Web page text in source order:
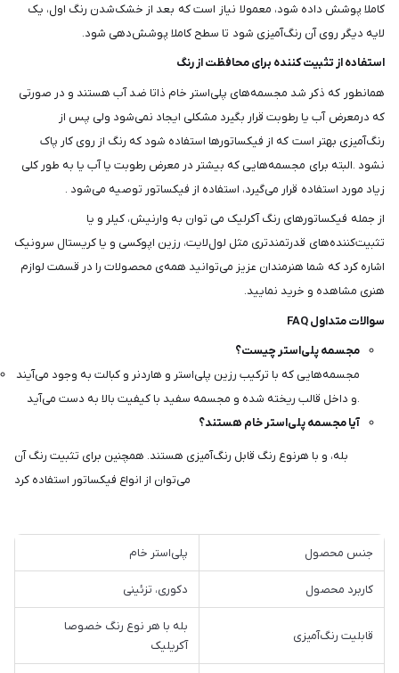
کاملا پوشش داده شود، معمولا نیاز است که بعد از خشک‌شدن رنگ اول، یک
لایه دیگر روی آن رنگ‌آمیزی شود تا سطح کاملا پوشش‌دهی شود.
استفاده از تثبیت کننده برای محافظت از رنگ
همانطور که ذکر شد مجسمه‌های پلی‌استر خام ذاتا ضد آب هستند و در صورتی
که درمعرض آب یا رطوبت قرار بگیرد مشکلی ایجاد نمی‌شود ولی پس از
رنگ‌آمیزی بهتر است که از فیکساتورها استفاده شود که رنگ از روی کار پاک
نشود .البته برای مجسمه‌هایی که بیشتر در معرض رطوبت یا آب یا به طور کلی
زیاد مورد استفاده قرار می‌گیرد، استفاده از فیکساتور توصیه می‌شود .
از جمله فیکساتورهای رنگ آکرلیک می توان به وارنیش، کیلر و یا
تثبیت‌کننده‌های قدرتمندتری مثل لول‌لایت، رزین اپوکسی و یا کریستال سرونیک
اشاره کرد که شما هنرمندان عزیز می‌توانید همه‌ی محصولات را در قسمت لوازم
هنری مشاهده و خرید نمایید.
سوالات متداول FAQ
مجسمه پلی‌استر چیست؟
و داخل قالب ریخته شده و مجسمه سفید با کیفیت بالا به دست می‌آید.
آیا مجسمه پلی‌استر خام هستند؟
بله، و با هرنوع رنگ قابل رنگ‌آمیزی هستند. همچنین برای تثبیت رنگ آن
می‌توان از انواع فیکساتور استفاده کرد
جنس محصول پلی‌استر خام
کاربرد محصول دکوری، تزئینی
قابلیت رنگ‌آمیزی
بله با هر نوع رنگ خصوصا
آکریلیک